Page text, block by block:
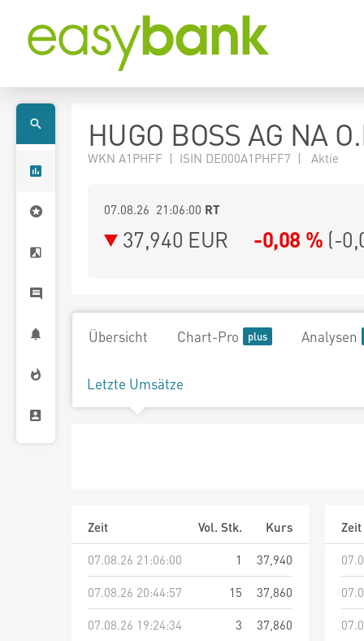
HUGO BOSS AG NA
WKN A1PHFF | ISIN DE000A1PHFF7 | Aktie
07.08.26 21:06:00 RT
37,940 EUR -0,08 % (-
Übersicht Chart-Pro Analysen
Letzte Umsätze
Zeit Vol. Stk.
Kurs
07.08.26 21:06:00
1
37,940
07.08.26 20:44:57
15
37,860
07.08.26 19:24:34
3
37,860
Zeit